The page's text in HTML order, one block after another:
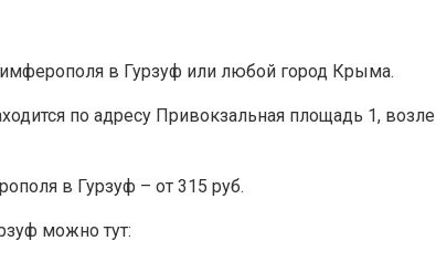
в Гурзуф или любой город Крыма.
по адресу Привокзальная площадь 1, возле
в Гурзуф – от 315 руб.
можно тут: